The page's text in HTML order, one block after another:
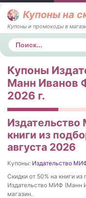
Купоны на
Купоны и промокоды в
Поиск
Купоны
Манн Иванов
2026 г.
Издательство
книги из
августа 2026
Купоны: Издательство
Скидки от 50% на книги из
Издательство МИФ (Манн
магазин.